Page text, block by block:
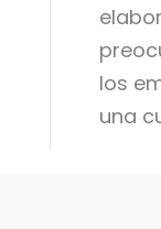
los
una